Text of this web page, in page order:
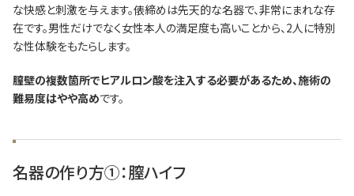
な快感と刺激を与えます。俵締めは先天的な名器で、非常にまれな存
在です。男性だけでなく女性本人の満足度も高いことから、2人に特別
な性体験をもたらします。
膣壁の複数箇所でヒアルロン酸を注入する必要があるため、施術の
難易度はやや高めです。
名器の作り方①：膣ハイフ